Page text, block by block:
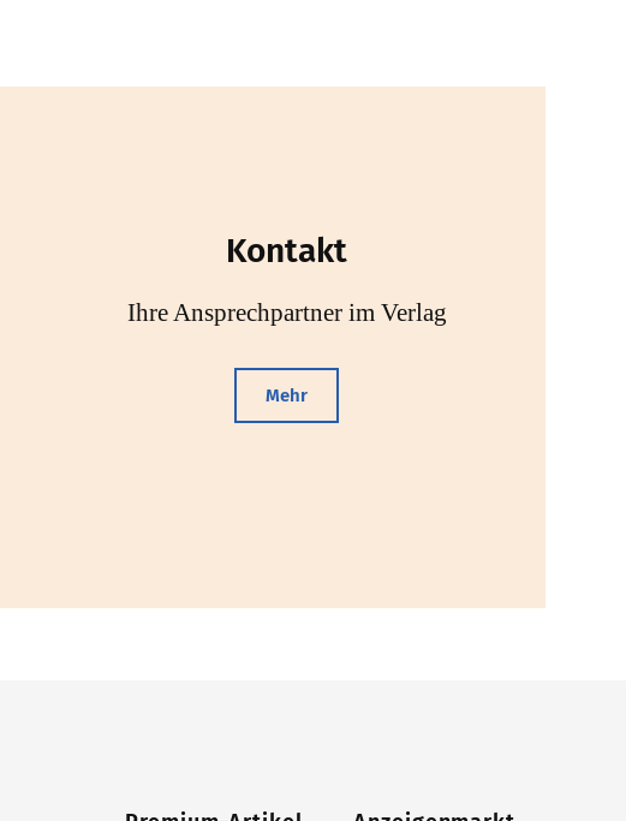
Kontakt
Ihre Ansprechpartner im Verlag
Mehr